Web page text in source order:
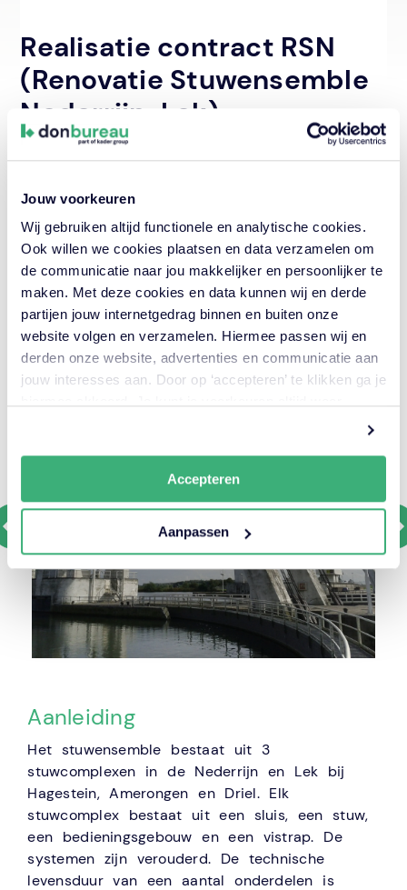
Jouw voorkeuren
Wij gebruiken altijd functionele en analytische cookies.
Ook willen we cookies plaatsen en data verzamelen om
de communicatie naar jou makkelijker en persoonlijker te
maken. Met deze cookies en data kunnen wij en derde
partijen jouw internetgedrag binnen en buiten onze
website volgen en verzamelen. Hiermee passen wij en
derden onze website, advertenties en communicatie aan
jouw interesses aan. Door op ‘accepteren’ te klikken ga je
Accepteren
Aanpassen
Realisatie contract RSN
(Renovatie Stuwensemble
Nederrijn-Lek)
Samenwerken‐
aanbestedingstraject
Rijkswaterstaat GPO - AIB
Locatie
Arnhem - Wolfheze
Looptijd
2013 — 2014
Aanleiding
Het stuwensemble bestaat uit 3
stuwcomplexen in de Nederrijn en Lek bij
Hagestein, Amerongen en Driel. Elk
stuwcomplex bestaat uit een sluis, een stuw,
een bedieningsgebouw en een vistrap. De
systemen zijn verouderd. De technische
levensduur van een aantal onderdelen is